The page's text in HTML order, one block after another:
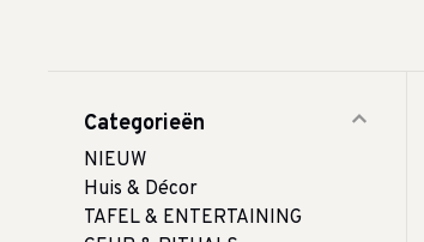
Categorieën
NIEUW
Huis & Décor
TAFEL & ENTERTAINING